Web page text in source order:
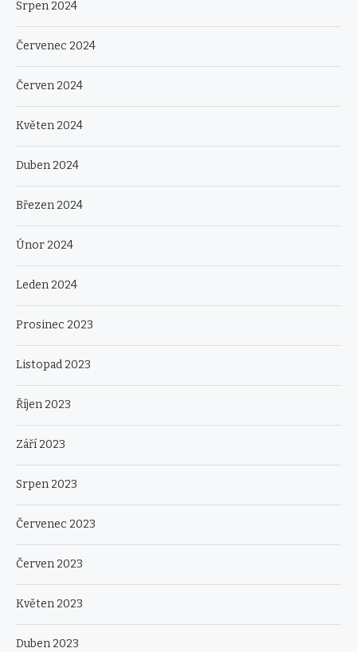
Srpen 2024
Červenec 2024
Červen 2024
Květen 2024
Duben 2024
Březen 2024
Únor 2024
Leden 2024
Prosinec 2023
Listopad 2023
Říjen 2023
Září 2023
Srpen 2023
Červenec 2023
Červen 2023
Květen 2023
Duben 2023